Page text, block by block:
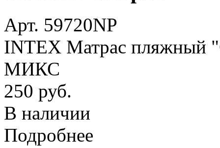
Арт. 59720NP
INTEX Матрас пляжный
МИКС
250 руб.
В наличии
Подробнее